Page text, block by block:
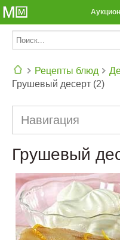
Аукцион
Рецепты блюд
Грушевый десерт (2)
Навигация
Грушевый